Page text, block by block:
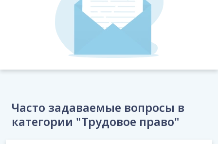
Часто задаваемые вопросы в
категории "Трудовое право"